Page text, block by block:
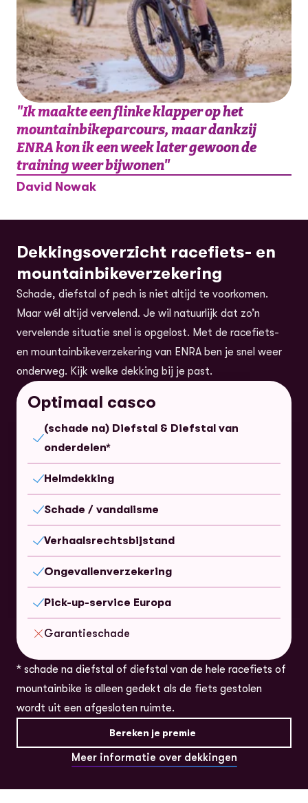
"Ik maakte een flinke klapper op het
mountainbikeparcours, maar dankzij
ENRA kon ik een week later gewoon de
training weer bijwonen"
David Nowak
Dekkingsoverzicht racefiets- en
mountainbikeverzekering
Schade, diefstal of pech is niet altijd te voorkomen.
Maar wél altijd vervelend. Je wil natuurlijk dat zo’n
vervelende situatie snel is opgelost. Met de racefiets-
en mountainbikeverzekering van ENRA ben je snel weer
onderweg. Kijk welke dekking bij je past.
Optimaal casco
Inbegrepen
(schade na) Diefstal & Diefstal van
onderdelen*
Helmdekking
Schade / vandalisme
Verhaalsrechtsbijstand
Inbegrepen
Ongevallenverzekering
Inbegrepen
Pick-up-service Europa
Garantieschade
* schade na diefstal of diefstal van de hele racefiets of
mountainbike is alleen gedekt als de fiets gestolen
wordt uit een afgesloten ruimte.
Bereken je premie
Meer informatie over dekkingen